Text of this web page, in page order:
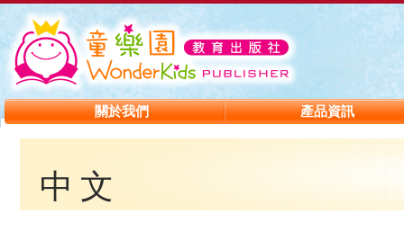
關於我們 產品資訊
中文